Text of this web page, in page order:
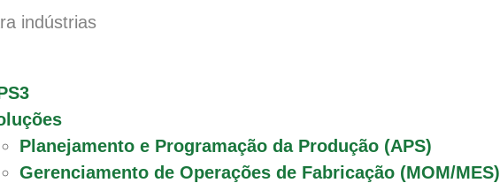
indústrias
Planejamento e Programação da Produção (APS)
Gerenciamento de Operações de Fabricação (MOM/MES)